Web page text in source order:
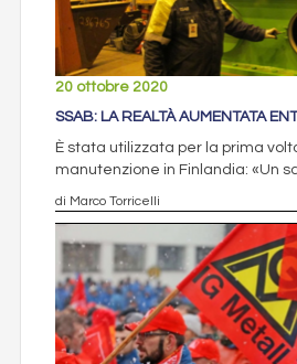
20 ottobre 2020
SSAB: LA REALTÀ AUMENTATA
È stata utilizzata per la prima
manutenzione in Finlandia: «Un
di Marco Torricelli